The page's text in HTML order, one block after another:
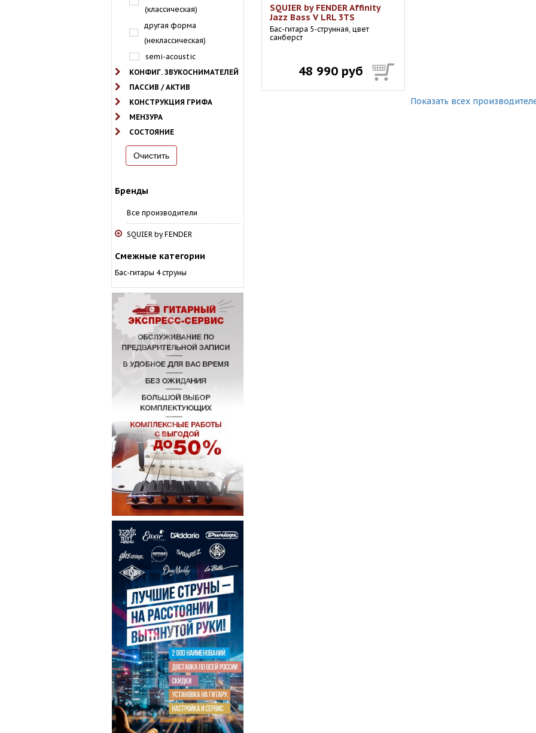
(классическая)
другая форма
(неклассическая)
semi-acoustic
КОНФИГ. ЗВУКОСНИМАТЕЛЕЙ
ПАССИВ / АКТИВ
КОНСТРУКЦИЯ ГРИФА
МЕНЗУРА
СОСТОЯНИЕ
Бренды
Все производители
SQUIER by FENDER
Смежные категории
Бас-гитары 4 струны
SQUIER by FENDER Affinity
Jazz Bass V LRL 3TS
Бас-гитара 5-струнная, цвет
санберст
48 990 руб
Показать всех